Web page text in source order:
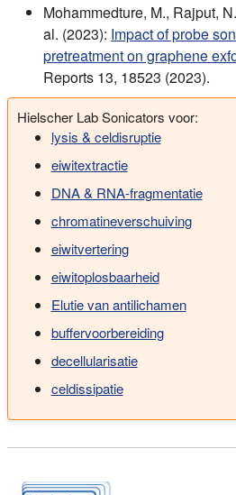
Mohammedture, M., Rajput,
al. (2023): Impact of probe
pretreatment on graphene
Reports 13, 18523 (2023).
Hielscher Lab Sonicators voor:
lysis & celdisruptie
eiwitextractie
DNA & RNA-fragmentatie
chromatineverschuiving
eiwitvertering
eiwitoplosbaarheid
Elutie van antilichamen
buffervoorbereiding
decellularisatie
celdissipatie